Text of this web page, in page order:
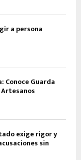
a persona
Conoce Guarda
exige rigor y
sin